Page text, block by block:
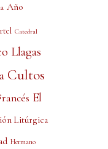
Año
Catedral
Llagas
Cultos
El
Litúrgica
Hermano